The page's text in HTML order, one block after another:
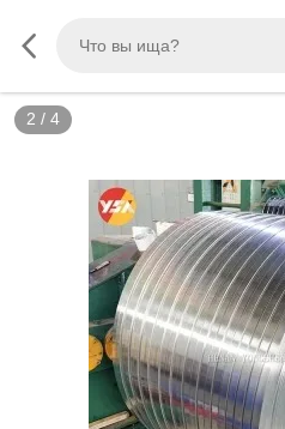
3 / 4